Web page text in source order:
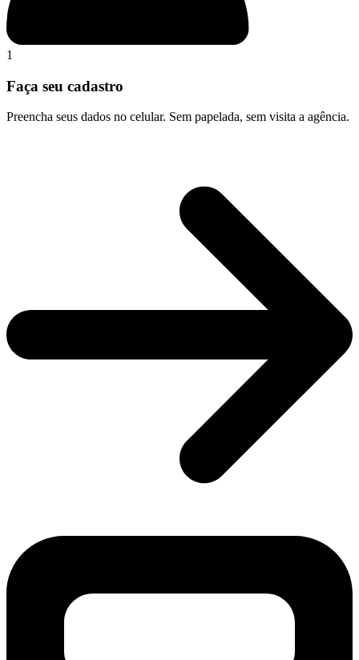
1
Faça seu cadastro
Preencha seus dados no celular. Sem papelada, sem visita a agência.